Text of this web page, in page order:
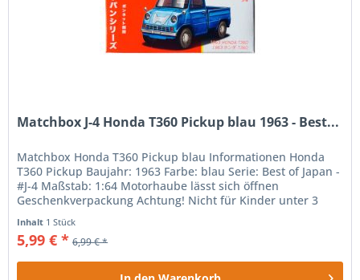
Matchbox J-4 Honda T360 Pickup blau 1963 - Best...
Matchbox Honda T360 Pickup blau Informationen Honda
T360 Pickup Baujahr: 1963 Farbe: blau Serie: Best of Japan -
#J-4 Maßstab: 1:64 Motorhaube lässt sich öffnen
Geschenkverpackung Achtung! Nicht für Kinder unter 3
Inhalt 1 Stück
5,99 € * 6,99 € *